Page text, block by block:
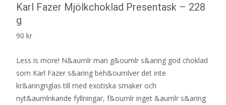
Karl Fazer Mjölkchoklad Presentask – 228
g
90 kr
Less is more! N&aumlr man g&oumlr s&aring god choklad
som Karl Fazer s&aring beh&oumlver det inte
kr&aringnglas till med exotiska smaker och
nyt&aumlnkande fyllningar, f&oumlr inget &aumlr s&aring